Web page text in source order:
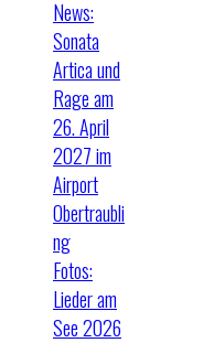
News:
Sonata
Artica und
Rage am
26. April
2027 im
Airport
Obertraubli
ng
Fotos:
Lieder am
See 2026